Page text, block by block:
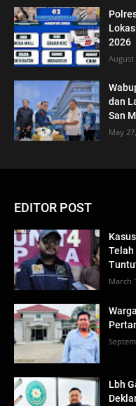
2026
August
dan
San
May
EDITOR POST
Telah
March
Lbh